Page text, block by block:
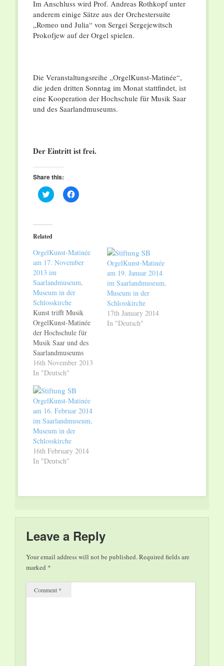
Im Anschluss wird Prof. Andreas Rothkopf unter
anderem einige Sätze aus der Orchestersuite
„Romeo und Julia“ von Sergei Sergejewitsch
Prokofjew auf der Orgel spielen.
Die Veranstaltungsreihe „OrgelKunst-Matinée“,
die jeden dritten Sonntag im Monat stattfindet, ist
eine Kooperation der Hochschule für Musik Saar
und des Saarlandmuseums.
Der Eintritt ist frei.
Share this:
Click
to
(Opens
in
new
Click
to
Related
OrgelKunst-Matinée
am 17. November
2013 im
Saarlandmuseum,
Museum in der
Schlosskirche
Kunst trifft Musik
OrgelKunst-Matinée
der Hochschule für
Musik Saar und des
Saarlandmuseums
Sonntag, 17.
November 2013,
Saarlandmuseum,
Museum in der
Schlosskirche Die
OrgelKunst-Matinée
am Sonntag, 17.
November 2013,
11.30 Uhr, steht ganz
im Zeichen von
16th November 2013
In "Deutsch"
OrgelKunst-Matinée
am 19. Januar 2014
im Saarlandmuseum,
Museum in der
Schlosskirche
17th January 2014
In "Deutsch"
OrgelKunst-Matinée
am 16. Februar 2014
im Saarlandmuseum,
Museum in der
Schlosskirche
16th February 2014
In "Deutsch"
Leave a Reply
Your email address will not be published.Required fields are
marked *
Comment *